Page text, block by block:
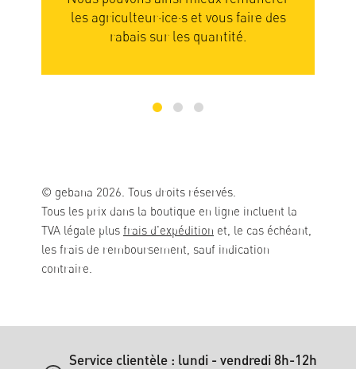
les fruits et légumes sont alors pleins de
saveurs.
© gebana 2026. Tous droits réservés.
Tous les prix dans la boutique en ligne incluent la
TVA légale plus frais d'expédition et, le cas échéant,
les frais de remboursement, sauf indication
contraire.
Service clientèle : lundi - vendredi 8h-12h